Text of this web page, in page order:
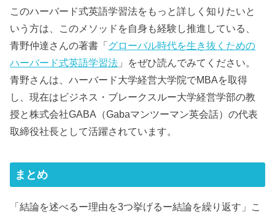
このハーバード式英語学習法をもっと詳しく知りたいと
いう方は、このメソッドを自身も経験し推進している、
青野仲達さんの著書「 グローバル時代を生き抜くための
ハーバード式英語学習法 」をぜひ読んでみてください。
青野さんは、ハーバード大学経営大学院でMBAを取得
し、現在はビジネス・ブレークスルー大学経営学部の教
授と株式会社GABA（Gabaマンツーマン英会話）の代表
取締役社長として活躍されています。
まとめ
「結論を述べるー理由を3つ挙げるー結論を繰り返す」こ